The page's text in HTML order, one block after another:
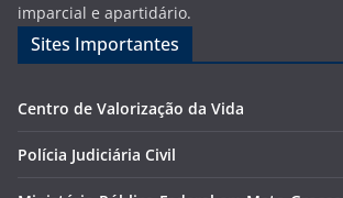
imparcial e apartidário.
Sites Importantes
Centro de Valorização da Vida
Polícia Judiciária Civil